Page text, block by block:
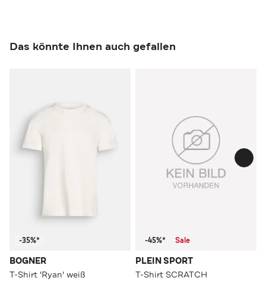
Das könnte Ihnen auch gefallen
-35%*
BOGNER
T-Shirt 'Ryan' weiß
-45%* Sale
PLEIN SPORT
T-Shirt SCRATCH